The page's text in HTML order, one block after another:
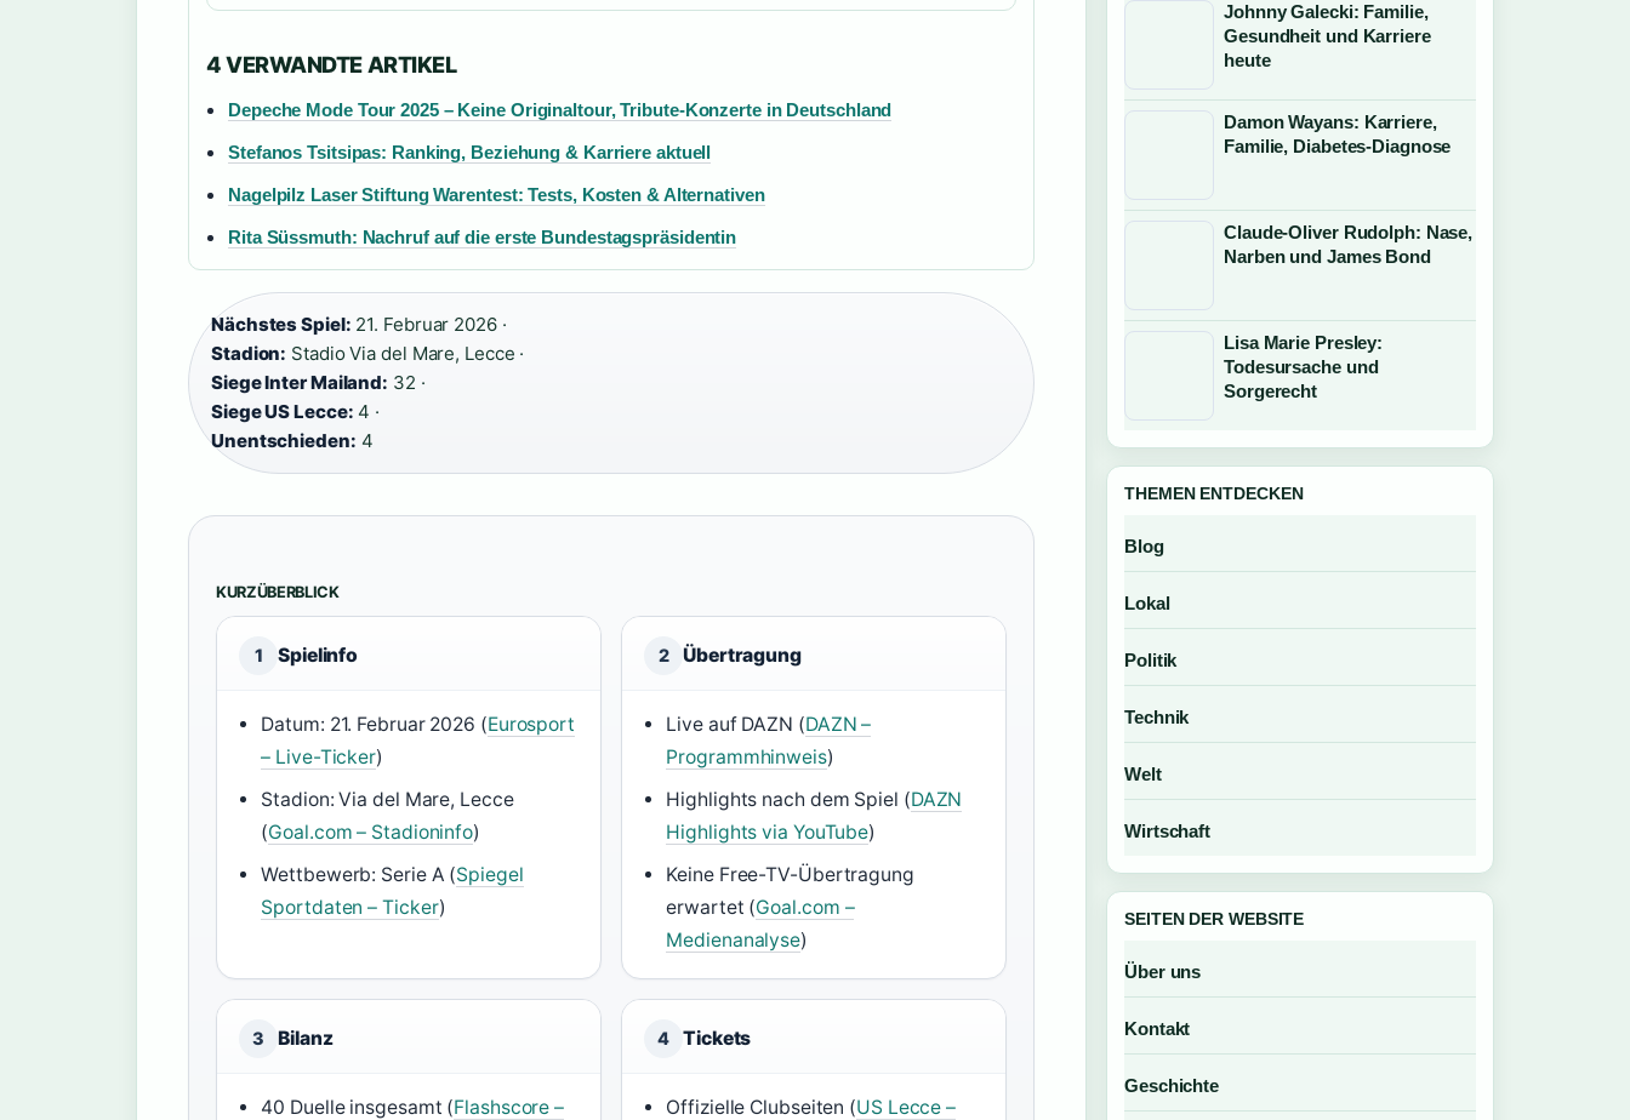
4 VERWANDTE ARTIKEL
Depeche Mode Tour 2025 – Keine Originaltour, Tribute-Konzerte in Deutschland
Stefanos Tsitsipas: Ranking, Beziehung & Karriere aktuell
Nagelpilz Laser Stiftung Warentest: Tests, Kosten & Alternativen
Rita Süssmuth: Nachruf auf die erste Bundestagspräsidentin
Nächstes Spiel: 21. Februar 2026 ·
Stadion: Stadio Via del Mare, Lecce ·
Siege Inter Mailand: 32 ·
Siege US Lecce: 4 ·
Unentschieden: 4
KURZÜBERBLICK
1 Spielinfo
Datum: 21. Februar 2026 (Eurosport
– Live-Ticker)
Stadion: Via del Mare, Lecce
(Goal.com – Stadioninfo)
Wettbewerb: Serie A (Spiegel
Sportdaten – Ticker)
2 Übertragung
Live auf DAZN (DAZN –
Programmhinweis)
Highlights nach dem Spiel (DAZN
Highlights via YouTube)
Keine Free-TV-Übertragung
erwartet (Goal.com –
Medienanalyse)
3 Bilanz
40 Duelle insgesamt (Flashscore –
4 Tickets
Offizielle Clubseiten (US Lecce –
Johnny Galecki: Familie,
Gesundheit und Karriere
heute
Damon Wayans: Karriere,
Familie, Diabetes-Diagnose
Claude-Oliver Rudolph: Nase,
Narben und James Bond
Lisa Marie Presley:
Todesursache und
Sorgerecht
THEMEN ENTDECKEN
Blog
Lokal
Politik
Technik
Welt
Wirtschaft
SEITEN DER WEBSITE
Über uns
Kontakt
Geschichte